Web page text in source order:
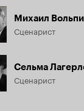
Михаил
Сценарист
Сельма
Сценарист